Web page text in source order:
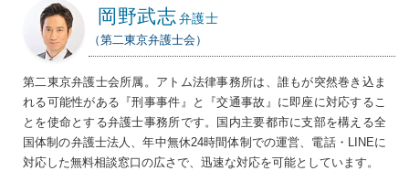
岡野武志弁護士
（第二東京弁護士会）
第二東京弁護士会所属。アトム法律事務所は、誰もが突然巻き込ま
れる可能性がある『刑事事件』と『交通事故』に即座に対応するこ
とを使命とする弁護士事務所です。国内主要都市に支部を構える全
国体制の弁護士法人、年中無休24時間体制での運営、電話・LINEに
対応した無料相談窓口の広さで、迅速な対応を可能としています。